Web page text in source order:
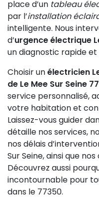
place d’un tableau
par l’installation
intelligente. Nous
d’urgence électrique
un diagnostic rapide
Choisir unélectricien
de Le Mee Sur Seine
service personnalisé,
votre habitation et
Laissez-vous guider
détaille nos services,
nos délais
Sur Seine, ainsi que
Découvrez aussi
incontournable pour
dans le 77350.